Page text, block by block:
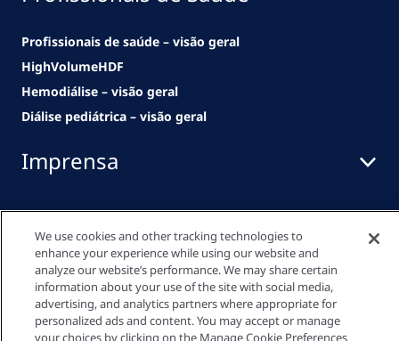
Profissionais de saúde – visão geral
HighVolumeHDF
Hemodiálise – visão geral
Diálise pediátrica – visão geral
Imprensa
Um modelo bem-sucedido produzido em
série
Todas as Notícias & Eventos
We use cookies and other tracking technologies to
enhance your experience while using our website and
analyze our website’s performance. We may share certain
information about your use of the site with social media,
advertising, and analytics partners where appropriate for
personalized ads and content. You may accept or manage
your choices by clicking on the Manage Cookie Preferences